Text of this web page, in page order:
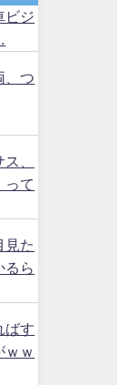
ビジ
、つ
、
って
見た
るら
ばす
ｗｗ